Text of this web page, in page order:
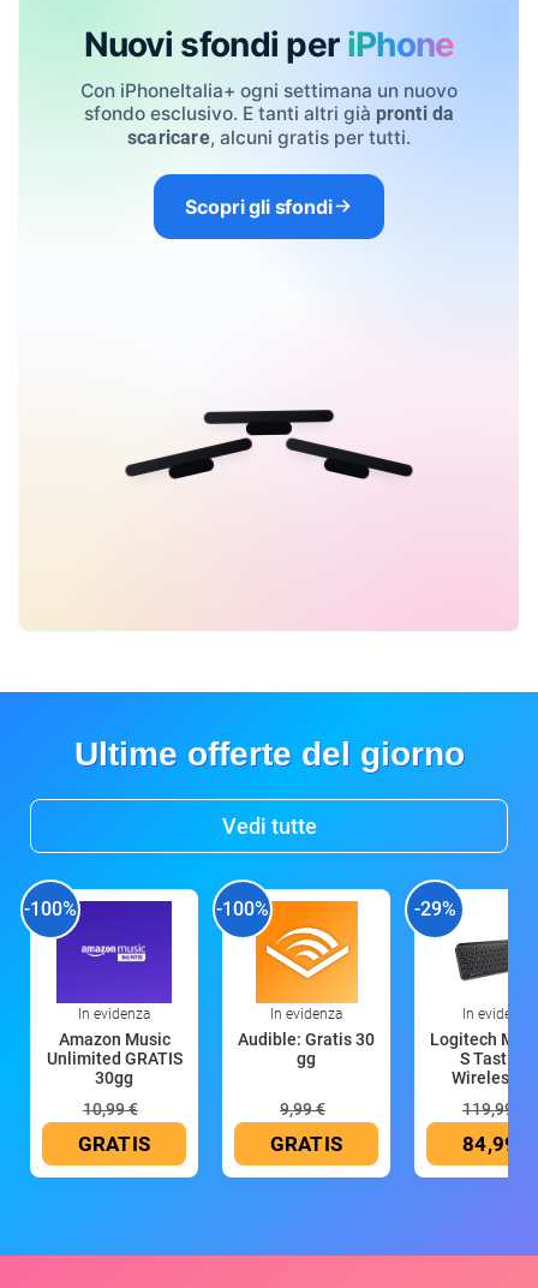
Nuovi sfondi per iPhone
Con iPhoneItalia+ ogni settimana un nuovo
sfondo esclusivo. E tanti altri già pronti da
scaricare, alcuni gratis per tutti.
Scopri gli sfondi
Ultime offerte del giorno
Vedi tutte
-100%
In evidenza
Amazon Music
Unlimited GRATIS
30gg
10,99 €
GRATIS
-100%
In evidenza
Audible: Gratis 30
gg
9,99 €
GRATIS
-29%
In evidenza
Logitech MX
S Tastiera
Wireless
119,99 €
84,99 €